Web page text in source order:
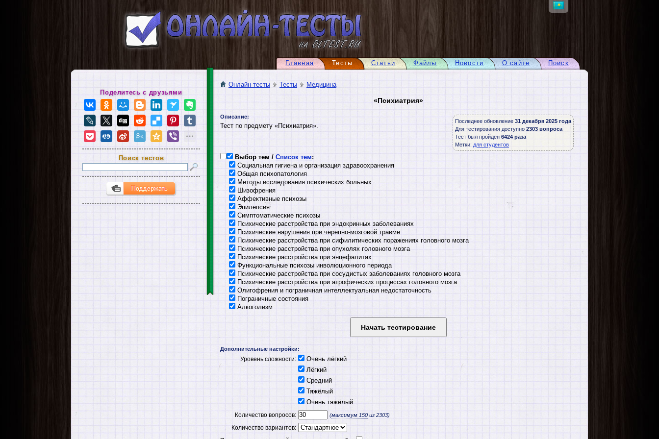
Поиск
О сайте
Новости
Файлы
Статьи
Тесты
Главная
Онлайн-тесты Тесты Медицина
«Психиатрия»
Последнее обновление 31 декабря 2025 года
Для тестирования доступно 2303 вопроса
Тест был пройден 6424 раза
Метки: для студентов
Описание:
Тест по предмету «Психиатрия».
Выбор тем / Список тем:
Социальная гигиена и организация здравоохранения
Общая психопатология
Методы исследования психических больных
Шизофрения
Аффективные психозы
Эпилепсия
Симптоматические психозы
Психические расстройства при эндокринных заболеваниях
Психические нарушения при черепно-мозговой травме
Психические расстройства при сифилитических поражениях головного мозга
Психические расстройства при опухолях головного мозга
Психические расстройства при энцефалитах
Функциональные психозы инволюционного периода
Психические расстройства при сосудистых заболеваниях головного мозга
Психические расстройства при атрофических процессах головного мозга
Олигофрения и пограничная интеллектуальная недостаточность
Пограничные состояния
Алкоголизм
Дополнительные настройки:
Уровень сложности:
Очень лёгкий
Лёгкий
Средний
Тяжёлый
Очень тяжёлый
Количество вопросов: (максимум 150 из 2303)
Количество вариантов:
Поделитесь с друзьями
Поиск тестов